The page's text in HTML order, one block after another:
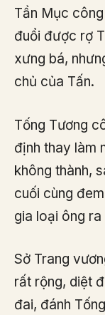
Tần Mục
đuổi được rợ
xưng bá,
chủ của Tấn.
Tống Tương
định thay làm
không thành,
cuối cùng
gia loại ông ra
Sở Trang
rất rộng, diệt
đai, đánh